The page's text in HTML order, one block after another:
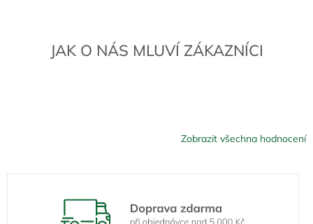
JAK O NÁS MLUVÍ ZÁKAZNÍCI
Zobrazit všechna hodnocení